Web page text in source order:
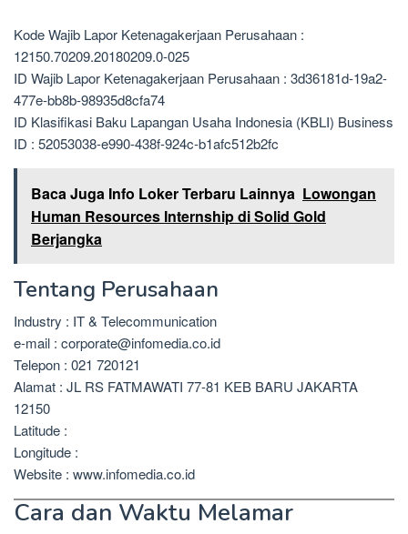
Kode Wajib Lapor Ketenagakerjaan Perusahaan :
12150.70209.20180209.0-025
ID Wajib Lapor Ketenagakerjaan Perusahaan : 3d36181d-19a2-
477e-bb8b-98935d8cfa74
ID Klasifikasi Baku Lapangan Usaha Indonesia (KBLI) Business
ID : 52053038-e990-438f-924c-b1afc512b2fc
Baca Juga Info Loker Terbaru Lainnya Lowongan
Human Resources Internship di Solid Gold
Berjangka
Tentang Perusahaan
Industry : IT & Telecommunication
e-mail : corporate@infomedia.co.id
Telepon : 021 720121
Alamat : JL RS FATMAWATI 77-81 KEB BARU JAKARTA
12150
Latitude :
Longitude :
Website : www.infomedia.co.id
Cara dan Waktu Melamar